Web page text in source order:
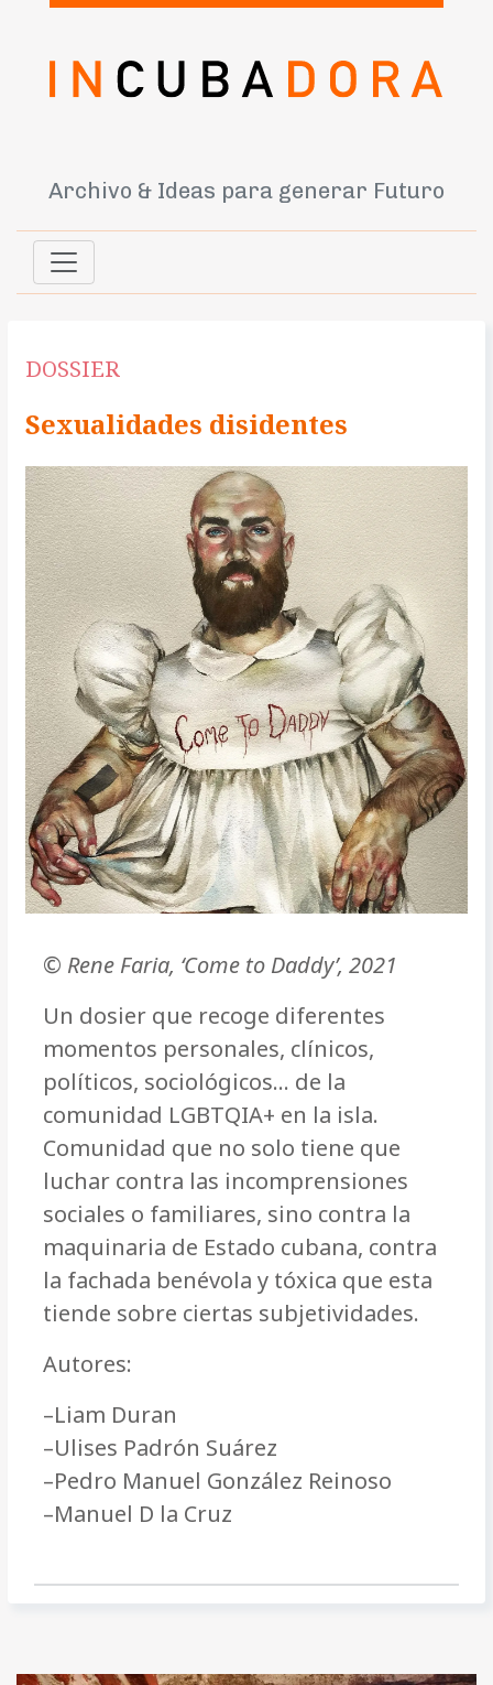
Archivo & Ideas para generar Futuro
DOSSIER
Sexualidades disidentes
© Rene Faria, ‘Come to Daddy’, 2021
Un dosier que recoge diferentes
momentos personales, clínicos,
políticos, sociológicos… de la
comunidad LGBTQIA+ en la isla.
Comunidad que no solo tiene que
luchar contra las incomprensiones
sociales o familiares, sino contra la
maquinaria de Estado cubana, contra
la fachada benévola y tóxica que esta
tiende sobre ciertas subjetividades.
Autores:
–Liam Duran
–Ulises Padrón Suárez
–Pedro Manuel González Reinoso
–Manuel D la Cruz